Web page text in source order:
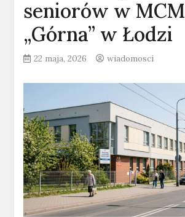
seniorów w MCM
„Górna” w Łodzi
22 maja, 2026 wiadomosci